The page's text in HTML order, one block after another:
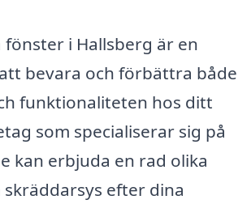
i Hallsberg är en
bevara och förbättra både
funktionaliteten hos ditt
som specialiserar sig på
kan erbjuda en rad olika
efter dina